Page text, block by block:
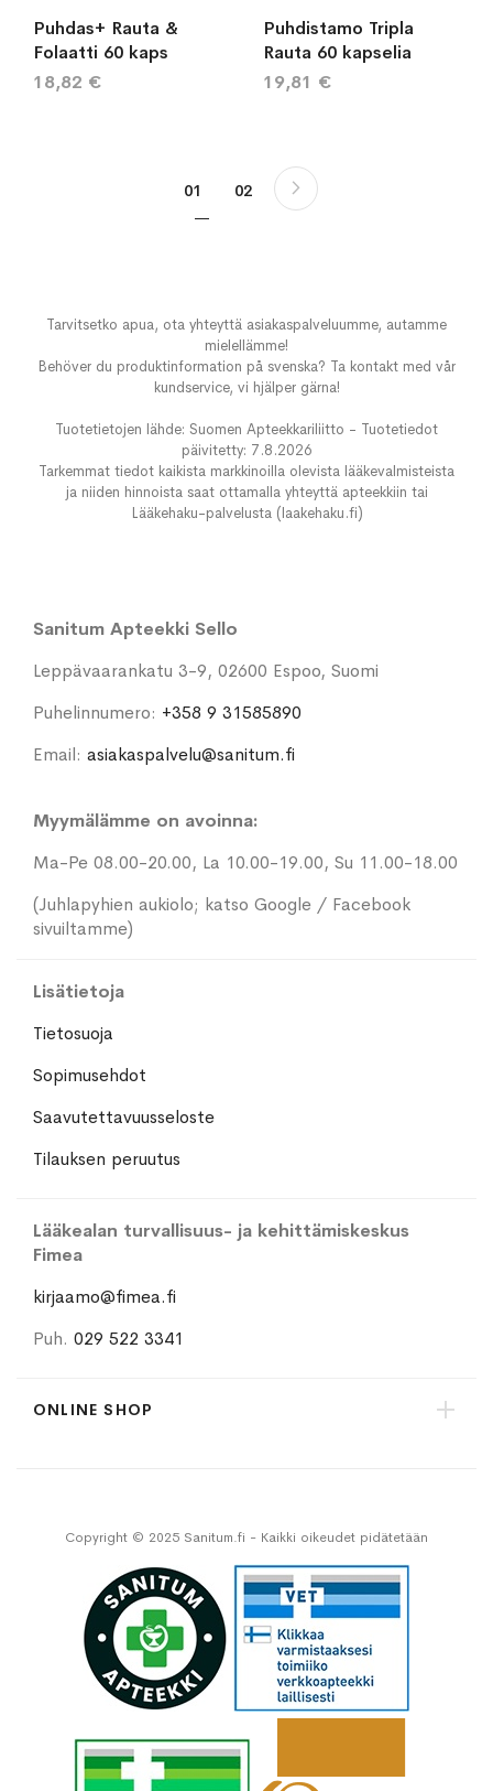
Puhdas+ Rauta &
Folaatti 60 kaps
18,82 €
Puhdistamo Tripla
Rauta 60 kapselia
19,81 €
You're currently reading page
01 Sivu
02 Sivu
Seuraava
Tarvitsetko apua, ota yhteyttä asiakaspalveluumme, autamme
mielellämme!
Behöver du produktinformation på svenska? Ta kontakt med vår
kundservice, vi hjälper gärna!
Tuotetietojen lähde: Suomen Apteekkariliitto - Tuotetiedot
päivitetty: 7.8.2026
Tarkemmat tiedot kaikista markkinoilla olevista lääkevalmisteista
ja niiden hinnoista saat ottamalla yhteyttä apteekkiin tai
Lääkehaku-palvelusta (laakehaku.fi)
Sanitum Apteekki Sello
Leppävaarankatu 3-9, 02600 Espoo, Suomi
Puhelinnumero: +358 9 31585890
Email: asiakaspalvelu@sanitum.fi
Myymälämme on avoinna:
Ma-Pe 08.00-20.00, La 10.00-19.00, Su 11.00-18.00
(Juhlapyhien aukiolo; katso Google / Facebook
sivuiltamme)
Lisätietoja
Tietosuoja
Sopimusehdot
Saavutettavuusseloste
Tilauksen peruutus
Lääkealan turvallisuus- ja kehittämiskeskus
Fimea
kirjaamo@fimea.fi
Puh. 029 522 3341
ONLINE SHOP
Copyright © 2025 Sanitum.fi - Kaikki oikeudet pidätetään